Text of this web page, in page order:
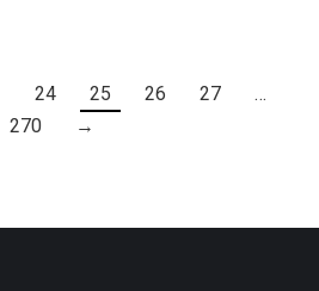
24 25 26 27
…
270
→